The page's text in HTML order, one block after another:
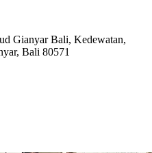
Gianyar Bali, Kedewatan,
Bali 80571